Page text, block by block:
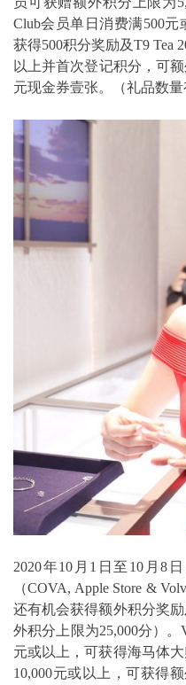
Club会员单日消费满500
获得500积分奖励及T9 Tea
以上并首次登记积分，可
元现金券壹张。（礼品数量
2020年10月1日至10月8
（COVA, Apple Store &
还有机会获得额外积分奖
外积分上限为25,000分）
元或以上，可获得海马体
10,000元或以上，可获得